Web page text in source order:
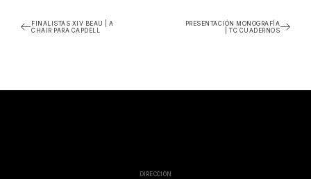
FINALISTAS XIV BEAU | A
CHAIR PARA CAPDELL
PRESENTACIÓN MONOGRAFÍA
| TC CUADERNOS
DIRECCIÓN